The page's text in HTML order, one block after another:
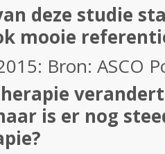
deze studie
mooie
Bron: ASCO
is er nog